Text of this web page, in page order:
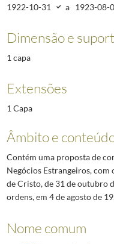
1922-10-31 a 1923-08-
Dimensão e
1 capa
Extensões
1 Capa
Âmbito e
Contém uma proposta de
Negócios Estrangeiros,
de Cristo, de 31 de outubro
ordens, em 4 de agosto de
Nome comum